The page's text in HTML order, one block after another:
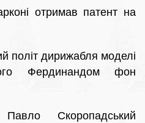
отримав патент на
політ дирижабля моделі
Фердинандом фон
Скоропадський